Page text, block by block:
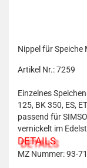
Nippel für Speiche
Artikel Nr.: 7259
Einzelnes
125, BK 350, ES,
passend für
vernickelt im
DETAILS
MZ Nummer: 93-